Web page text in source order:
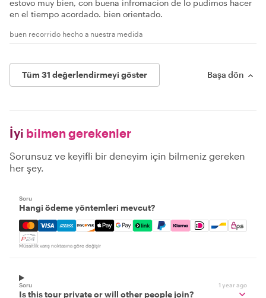
estovo muy bien, con buena infromacion de lo pudimos hacer
en el tiempo acordado. bien orientado.
buen recorrido hecho a nuestra medida
Tüm 31 değerlendirmeyi göster Başa dön
İyi bilmen gerekenler
Sorunsuz ve keyifli bir deneyim için bilmeniz gereken
her şey.
Soru
Hangi ödeme yöntemleri mevcut?
Mastercard, Visa, Amex, Discover, Apple Pay, Google
Müsaitlik varış noktasına göre değişir
Soru 1 year ago
Is this tour private or will other people join?